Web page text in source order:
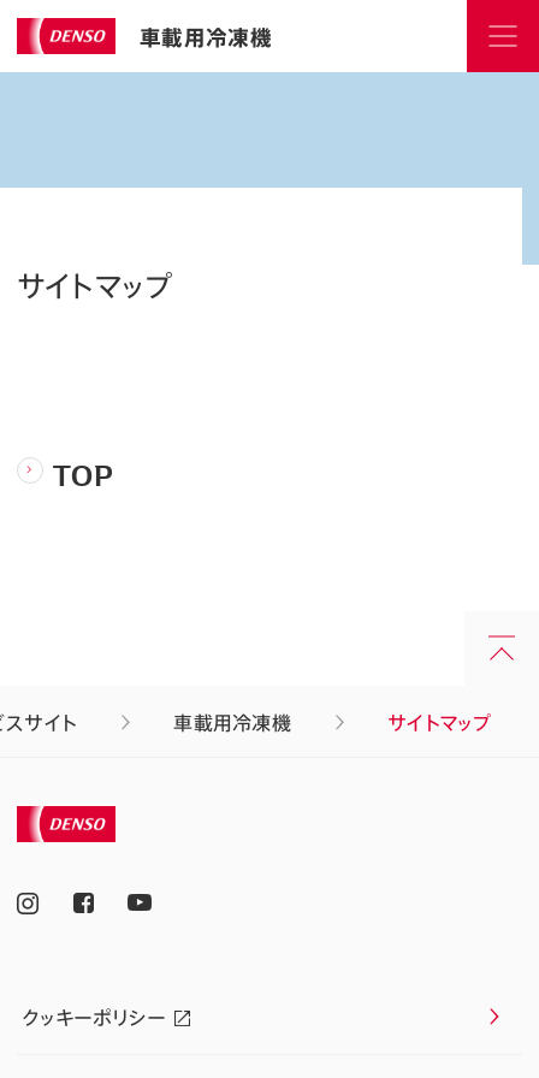
車載用冷凍機
サイトマップ
TOP
サイト 車載用冷凍機 サイトマップ
クッキーポリシー